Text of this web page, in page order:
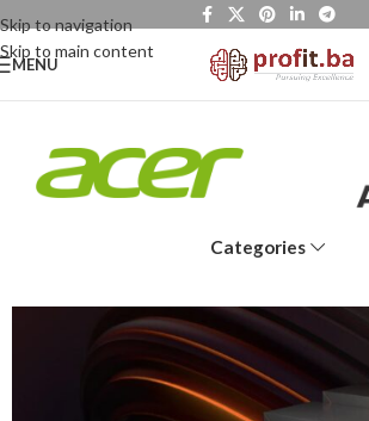
Skip to navigation
Skip to main content
MENU
Categories